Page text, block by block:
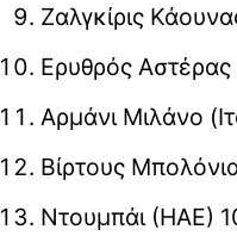
Ζαλγκίρις
Ερυθρός
Αρμάνι Μιλάνο
Βίρτους
Ντουμπάι (ΗΑΕ)